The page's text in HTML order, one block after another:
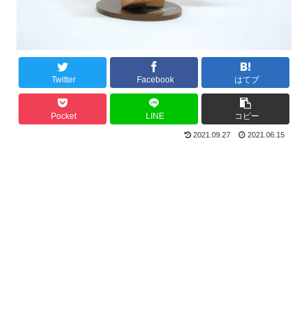
Twitter Facebook はてブ
Pocket LINE コピー
2021.09.27 2021.06.15